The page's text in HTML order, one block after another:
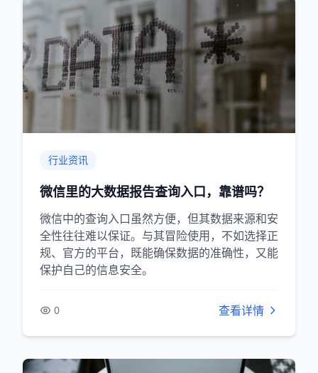
行业资讯
微信里的大数据报告查询入口，靠谱吗？
微信中的查询入口虽然方便，但其数据来源和安
全性往往难以保证。与其冒险使用，不如选择正
规、官方的平台，既能确保数据的准确性，又能
保护自己的信息安全。
0 查看详情